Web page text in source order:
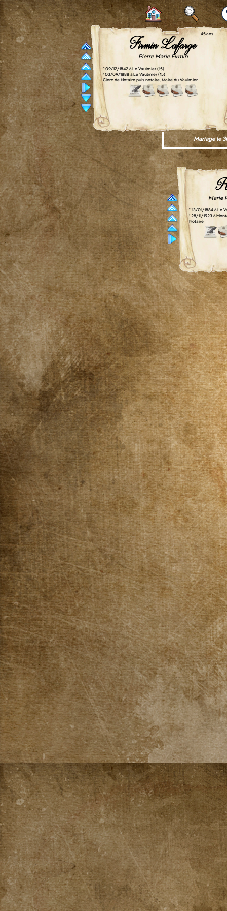
45 ans
Firmin Lafarge
Pierre Marie Firmin
° 09/12/1842 à Le Vaulmier (15)
† 03/09/1888 à Le Vaulmier (15)
Clerc de Notaire puis notaire, Maire du Vaulmier
Mariage le
Marie
° 13/01/1884 à Le
† 28/11/1923 à
Notaire